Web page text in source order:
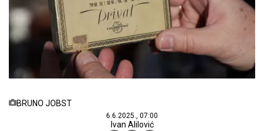
BRUNO JOBST
6.6.2025., 07:00
Ivan Alilović